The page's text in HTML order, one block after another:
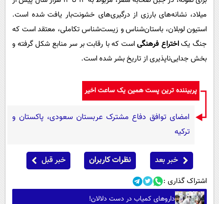
میلاد، نشانه‌های بارزی از درگیری‌های خشونت‌بار یافت شده است.
استیون لوبلان، باستان‌شناس و زیست‌شناس تکاملی، معتقد است که
جنگ یکاختراع فرهنگیاست که با رقابت بر سر منابع شکل گرفته و
بخش جدایی‌ناپذیری از تاریخ بشر شده است.
پربیننده ترین پست همین یک ساعت اخیر
امضای توافق دفاع مشترک عربستان سعودی، پاکستان و
ترکیه
خبر بعد نظرات کاربران خبر قبل
اشتراک گذاری :
داروهای کمیاب در دست دلالان!